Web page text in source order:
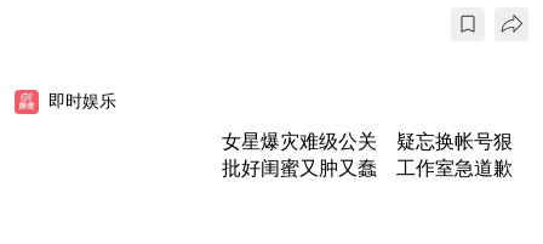
即时娱乐
女星爆灾难级公关 疑忘换帐号狠
批好闺蜜又肿又蠢 工作室急道歉